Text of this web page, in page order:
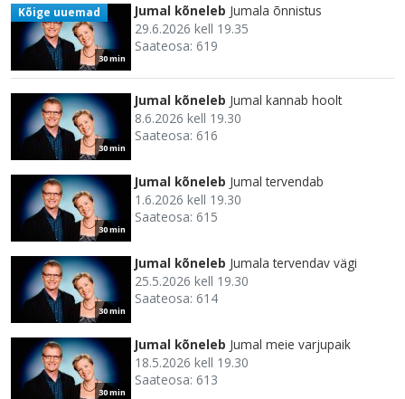
30 min
Kõige uuemad Jumal kõneleb Jumala õnnistus
29.6.2026 kell 19.35
Saateosa: 619
30 min
Jumal kõneleb Jumal kannab hoolt
8.6.2026 kell 19.30
Saateosa: 616
30 min
Jumal kõneleb Jumal tervendab
1.6.2026 kell 19.30
Saateosa: 615
30 min
Jumal kõneleb Jumala tervendav vägi
25.5.2026 kell 19.30
Saateosa: 614
30 min
Jumal kõneleb Jumal meie varjupaik
18.5.2026 kell 19.30
Saateosa: 613